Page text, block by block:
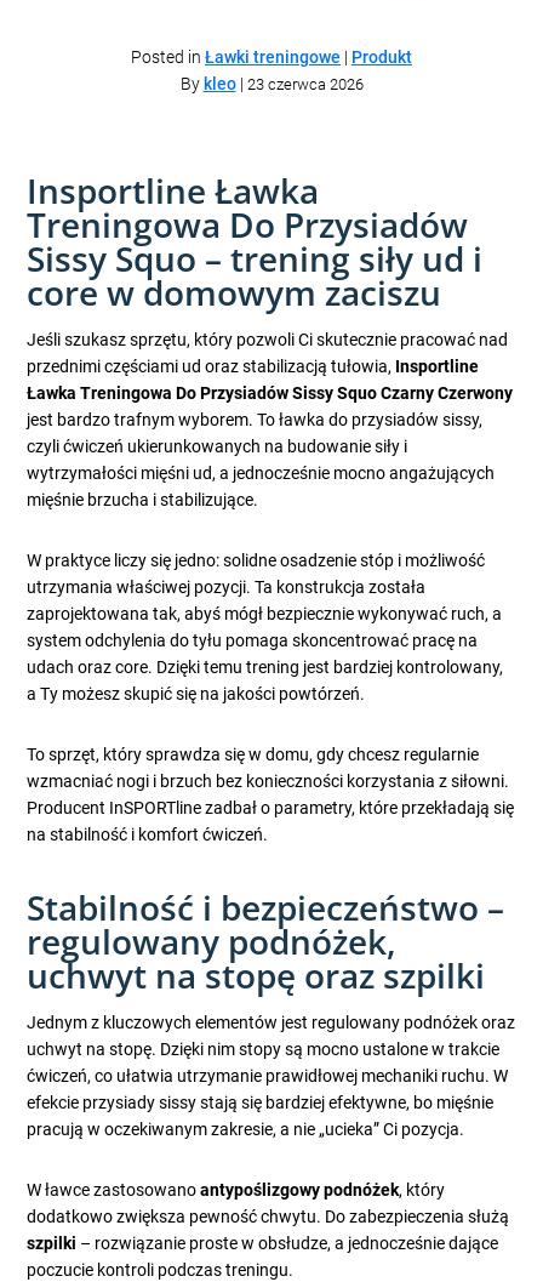
Posted in Ławki treningowe | Produkt
By kleo| 23 czerwca 2026
Insportline Ławka
Treningowa Do Przysiadów
Sissy Squo – trening siły ud i
core w domowym zaciszu
Jeśli szukasz sprzętu, który pozwoli Ci skutecznie pracować nad
przednimi częściami ud oraz stabilizacją tułowia, Insportline
Ławka Treningowa Do Przysiadów Sissy Squo Czarny Czerwony
jest bardzo trafnym wyborem. To ławka do przysiadów sissy,
czyli ćwiczeń ukierunkowanych na budowanie siły i
wytrzymałości mięśni ud, a jednocześnie mocno angażujących
mięśnie brzucha i stabilizujące.
W praktyce liczy się jedno: solidne osadzenie stóp i możliwość
utrzymania właściwej pozycji. Ta konstrukcja została
zaprojektowana tak, abyś mógł bezpiecznie wykonywać ruch, a
system odchylenia do tyłu pomaga skoncentrować pracę na
udach oraz core. Dzięki temu trening jest bardziej kontrolowany,
a Ty możesz skupić się na jakości powtórzeń.
To sprzęt, który sprawdza się w domu, gdy chcesz regularnie
wzmacniać nogi i brzuch bez konieczności korzystania z siłowni.
Producent InSPORTline zadbał o parametry, które przekładają się
na stabilność i komfort ćwiczeń.
Stabilność i bezpieczeństwo –
regulowany podnóżek,
uchwyt na stopę oraz szpilki
Jednym z kluczowych elementów jest regulowany podnóżek oraz
uchwyt na stopę. Dzięki nim stopy są mocno ustalone w trakcie
ćwiczeń, co ułatwia utrzymanie prawidłowej mechaniki ruchu. W
efekcie przysiady sissy stają się bardziej efektywne, bo mięśnie
pracują w oczekiwanym zakresie, a nie „ucieka” Ci pozycja.
W ławce zastosowanoantypoślizgowy podnóżek, który
dodatkowo zwiększa pewność chwytu. Do zabezpieczenia służą
szpilki – rozwiązanie proste w obsłudze, a jednocześnie dające
poczucie kontroli podczas treningu.